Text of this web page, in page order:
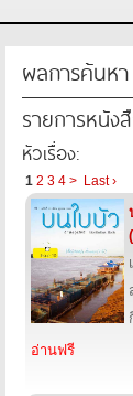
images/
ผลการค้นหา
รายการหนัง
หัวเรื่อง:
1 2 3 4 > Last ›
อ่านฟรี